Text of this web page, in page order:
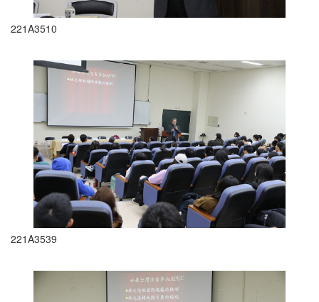
221A3510
221A3539